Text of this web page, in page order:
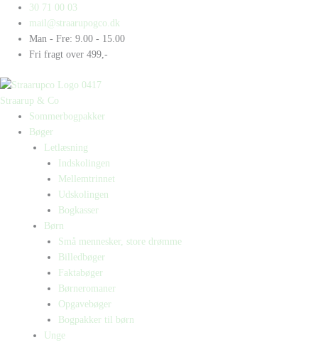
indholdet
30 71 00 03
mail@straarupogco.dk
Man - Fre: 9.00 - 15.00
Fri fragt over 499,-
Straarup & Co
Sommerbogpakker
Bøger
Letlæsning
Indskolingen
Mellemtrinnet
Udskolingen
Bogkasser
Børn
Små mennesker, store drømme
Billedbøger
Faktabøger
Børneromaner
Opgavebøger
Bogpakker til børn
Unge
Products
search
Products
search
Artur
Bogpakke